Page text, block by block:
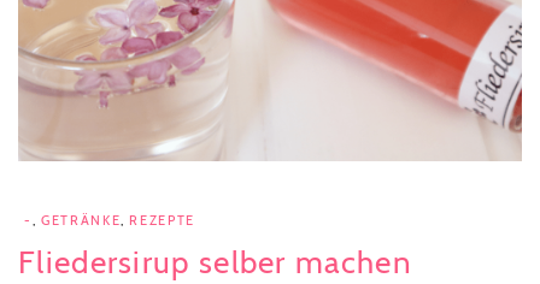
- , GETRÄNKE, REZEPTE
Fliedersirup selber machen